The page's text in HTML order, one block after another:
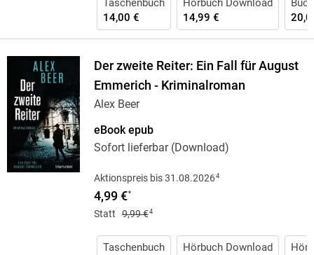
Taschenbuch
14,00 €
Hörbuch Download
14,99 €
Der zweite Reiter: Ein Fall für August
Emmerich - Kriminalroman
Alex Beer
eBook epub
Sofort lieferbar (Download)
Aktionspreis bis 31.08.20264
4,99 €*
Statt 9,99 €4
Taschenbuch
Hörbuch Download